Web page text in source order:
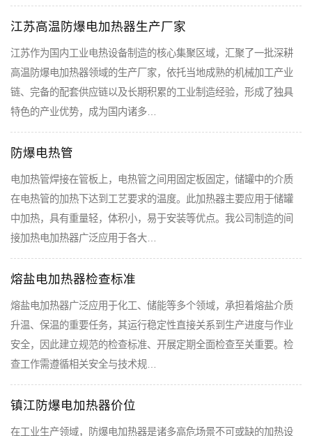
江苏高温防爆电加热器生产厂家
江苏作为国内工业电热设备制造的核心集聚区域，汇聚了一批深耕
高温防爆电加热器领域的生产厂家，依托当地成熟的机械加工产业
链、完备的配套供应链以及长期积累的工业制造经验，形成了独具
特色的产业优势，成为国内诸多…
防爆电热管
电加热管焊接在管板上，电热管之间用固定板固定，储罐中的介质
在电热管的加热下达到工艺要求的温度。此加热器主要应用于储罐
中加热，具有重量轻，体积小，易于安装等优点。我公司制造的间
接加热电加热器广泛应用于各大…
熔盐电加热器检查标准
熔盐电加热器广泛应用于化工、储能等多个领域，承担着熔盐介质
升温、保温的重要任务，其运行稳定性直接关系到生产进度与作业
安全，因此建立规范的检查标准、开展定期全面检查至关重要。检
查工作需遵循相关安全与技术规…
镇江防爆电加热器价位
在工业生产领域，防爆电加热器是诸多高危场景不可或缺的加热设